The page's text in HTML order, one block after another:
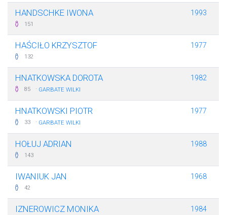
HANDSCHKE IWONA
151
1993
HAŚCIŁO KRZYSZTOF
132
1977
HNATKOWSKA DOROTA
85 · GARBATE WILKI
1982
HNATKOWSKI PIOTR
33 · GARBATE WILKI
1977
HOŁUJ ADRIAN
143
1988
IWANIUK JAN
42
1968
IZNEROWICZ MONIKA 1984